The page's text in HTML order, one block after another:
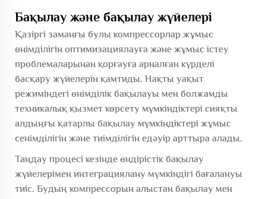
Бақылау және бақылау жүйелері
Қазіргі заманғы булы компрессорлар жұмыс
өнімділігін оптимизациялауға және жұмыс істеу
проблемаларынан қорғауға арналған күрделі
басқару жүйелерін қамтиды. Нақты уақыт
режиміндегі өнімділік бақылауы мен болжамды
техникалық қызмет көрсету мүмкіндіктері сияқты
алдыңғы қатарлы бақылау мүмкіндіктері жұмыс
сенімділігін және тиімділігін едәуір арттыра алады.
Таңдау процесі кезінде өндірістік бақылау
жүйелерімен интеграциялану мүмкіндігі бағалануы
тиіс. Будың компрессорын алыстан бақылау мен